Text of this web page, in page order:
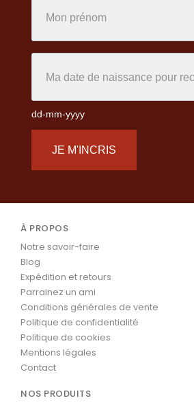
dd-mm-yyyy
JE M'INCRIS
À PROPOS
Notre savoir-faire
Blog
Expédition et retours
Parrainez un ami
Conditions générales de vente
Politique de confidentialité
Politique de cookies
Mentions légales
Contact
NOS PRODUITS